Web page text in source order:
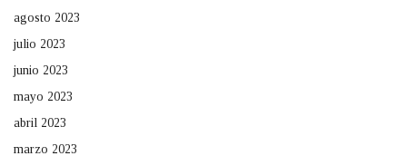
agosto 2023
julio 2023
junio 2023
mayo 2023
abril 2023
marzo 2023